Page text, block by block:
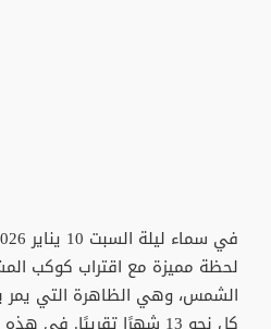
لحظة مميزة مع اقتراب كوكب
الشمس، وهي الظاهرة التي يمر